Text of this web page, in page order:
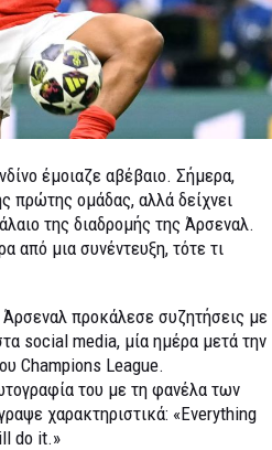
έμοιαζε αβέβαιο. Σήμερα,
πρώτης ομάδας, αλλά δείχνει
της διαδρομής της Άρσεναλ.
από μια συνέντευξη, τότε τι
προκάλεσε συζητήσεις με
social media, μία ημέρα μετά την
Champions League.
του με τη φανέλα των
χαρακτηριστικά: «Everything
do it.»